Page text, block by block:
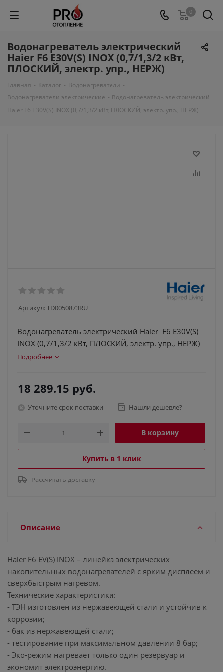
0
Водонагреватель электрический
Haier F6 E30V(S) INOX (0,7/1,3/2 кВт,
ПЛОСКИЙ, электр. упр., НЕРЖ)
Главная - Каталог - Водонагреватели -
Водонагреватели электрические - Водонагреватель электрический
Haier F6 E30V(S) INOX (0,7/1,3/2 кВт, ПЛОСКИЙ, электр. упр., НЕРЖ)
Артикул:TD0050873RU
Водонагреватель электрический Haier F6 E30V(S)
INOX (0,7/1,3/2 кВт, ПЛОСКИЙ, электр. упр., НЕРЖ)
Подробнее
18 289.15 руб.
Уточните срок поставки Нашли дешевле?
В корзину
Купить в 1 клик
Рассчитать доставку
Описание
Haier F6 EV(S) INOX – линейка электрических
накопительных водонагревателей с ярким дисплеем и
сверхбыстрым нагревом.
Технические характеристики:
- ТЭН изготовлен из нержавеющей стали и устойчив к
коррозии;
- бак из нержавеющей стали;
- тестирование при максимальном давлении 8 бар;
- Эко-режим нагревает только один резервуар и
экономит электроэнергию.